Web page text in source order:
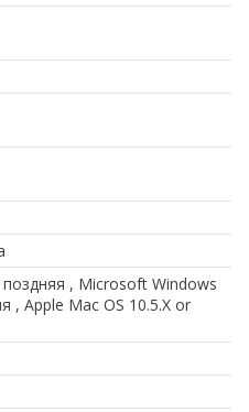
, Microsoft Windows
, Apple Mac OS 10.5.X or